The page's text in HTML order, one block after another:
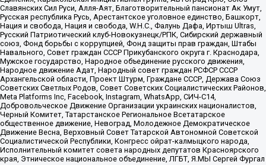
Славянских Сил Руси, Алля-Аят, Благотворительный пансионат Ак Умут,
Русская республика Русь, Арестантское уголовное единство, Башкорт,
Нация и свобода, Нация и свобода, W.H.С., Фалунь Дафа, Иртыш Ultras,
Русский Патриотический клуб-Новокузнецк/РПК, Сибирский державный
союз, Фонд борьбы с коррупцией, Фонд защиты прав граждан, Штабы
Навального, Совет граждан СССР Прикубанского округа г. Краснодара,
Мужское государство, Народное объединение русского движения,
Народное движение Адат, Народный совет граждан РСФСР СССР
Архангельской области, Проект Штурм, Граждане СССР, Держава Союз
Советских Светлых Родов, Совет Советских Социалистических Районов,
Meta Platforms Inc, Facebook, Instagram, WhatsApp, СИЧ-С14,
Добровольческое Движение Организации украинских националистов,
Черный Комитет, Татарстанское Региональное Всетатарское
общественное движение, Невоград, Молодежное Демократическое
Движение Весна, Верховный Совет Татарской Автономной Советской
Социалистической Республики, Конгресс ойрат-калмыцкого народа,
Исполнительный комитет совета народных депутатов Красноярского
края, Этническое национальное объединение, ЛГБТ, Я.МЫ Сергей Фургал